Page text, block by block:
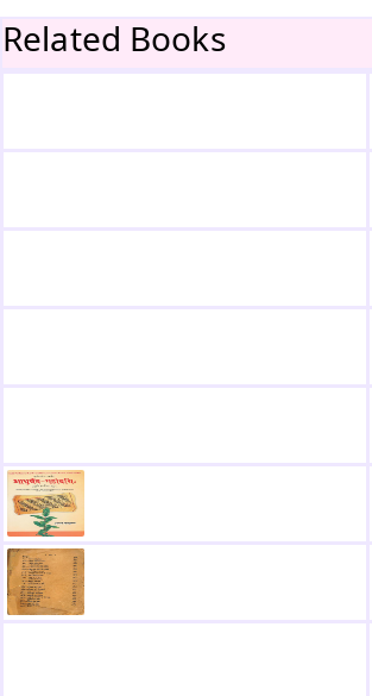
Related Books